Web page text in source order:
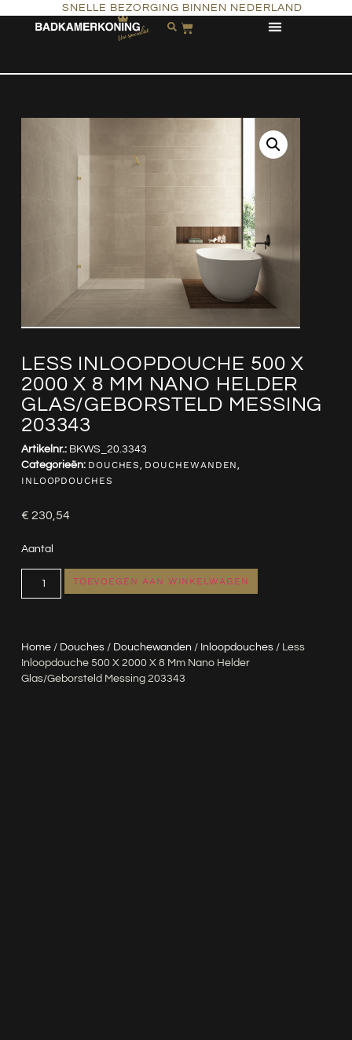
SNELLE BEZORGING BINNEN NEDERLAND
LESS INLOOPDOUCHE 500 X
2000 X 8 MM NANO HELDER
GLAS/GEBORSTELD MESSING
203343
Home/ Douches/ Douchewanden / Inloopdouches/ Less
Inloopdouche 500 X 2000 X 8 Mm Nano Helder
Glas/geborsteld Messing 203343
Artikelnr.: BKWS_20.3343
Categorieën: DOUCHES, DOUCHEWANDEN,
INLOOPDOUCHES
€ 230,54
Aantal
TOEVOEGEN AAN WINKELWAGEN